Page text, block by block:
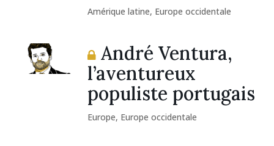
Amérique latine, Europe occidentale
André Ventura,
l’aventureux
populiste portugais
Europe, Europe occidentale